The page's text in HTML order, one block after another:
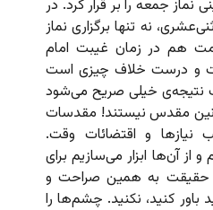
جمعه را بر قرار کرد. در
نه تنها برگزاری نماز
هم در زمان غیبت امام
و درست خلاف چیزی است
خیلی صریح می‌شود
مقدس نیستند! مقدسات
و اقتضائات وقت.
آن‌ها ابزار می‌سازیم برای
حقیقت به همین صراحت و
کنید، نکنید. چشم‌ها را